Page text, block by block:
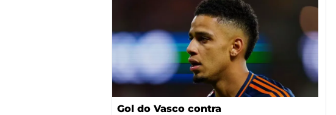
Gol do Vasco contra